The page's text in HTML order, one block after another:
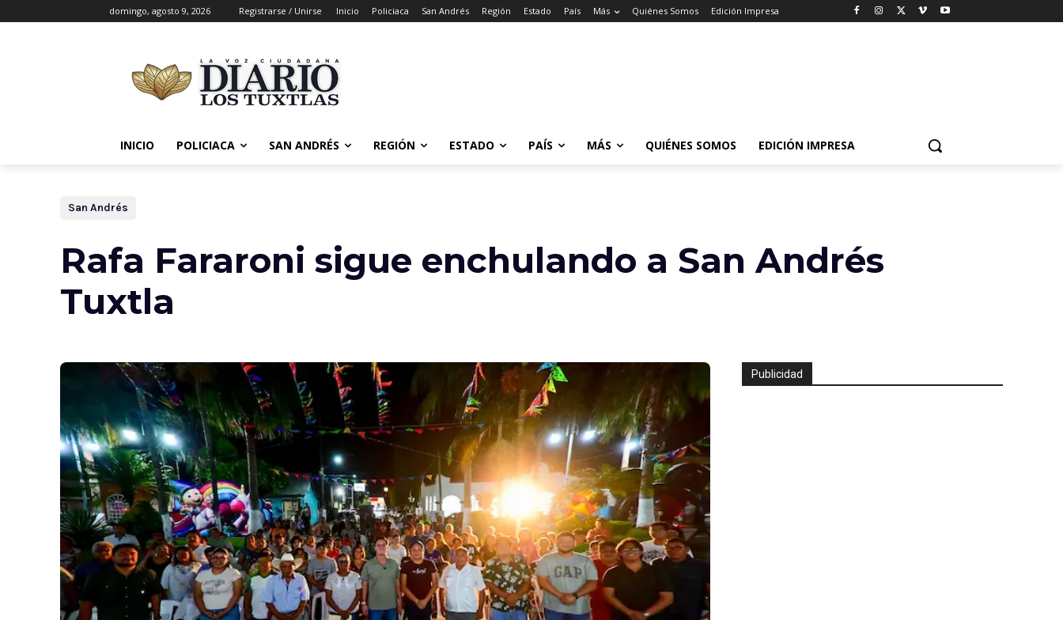
domingo, agosto 9, 2026 Registrarse / Unirse Inicio Policiaca San Andrés Región Estado País Más Quiénes Somos Edición Impresa
INICIO POLICIACA SAN ANDRÉS REGIÓN ESTADO PAÍS MÁS QUIÉNES SOMOS EDICIÓN IMPRESA
San Andrés
Rafa Fararoni sigue enchulando a San Andrés
Tuxtla
Publicidad